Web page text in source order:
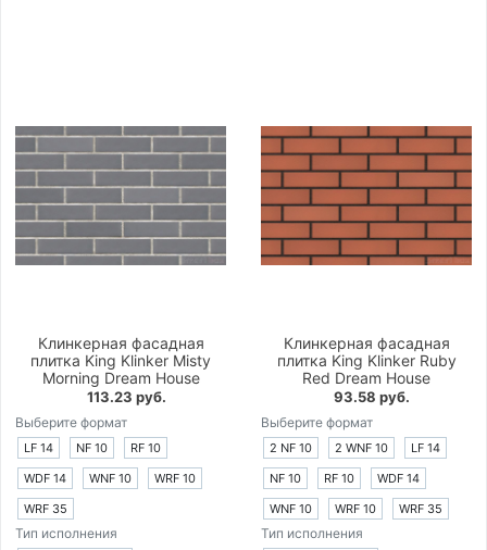
Клинкерная фасадная
плитка King Klinker Misty
Morning Dream House
113.23 руб.
Выберите формат
LF 14 NF 10
RF 10
WDF 14
WNF 10
WRF 10
WRF 35
Тип исполнения
Клинкерная фасадная
плитка King Klinker Ruby
Red Dream House
93.58 руб.
Выберите формат
2 NF 10 2 WNF 10
LF 14
NF 10
RF 10
WDF 14
WNF 10
WRF 10 WRF 35
Тип исполнения